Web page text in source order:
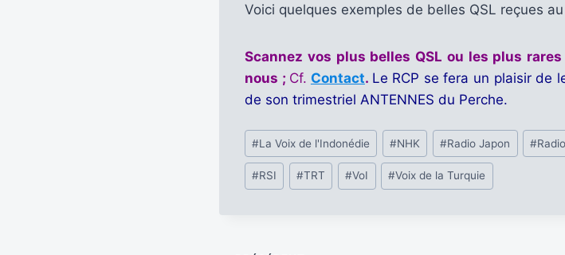
Voici quelques exemples de belles QSL reçues
Scannez vos plus belles QSL ou les plus
nous ; Cf. Contact. Le RCP se fera un plaisir de
de son trimestriel ANTENNES du Perche.
Étiquettes
de
la
#La Voix de l'Indonédie #NHK #Radio Japon #
#RSI #TRT #VoI #Voix de la Turquie